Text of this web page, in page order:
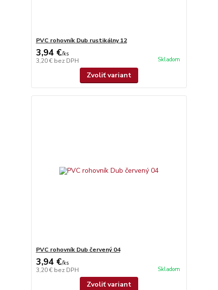
PVC rohovník Dub rustikálny 12
3,94 €/ks
3,20 € bez DPH Skladom
Zvoliť variant
PVC rohovník Dub červený 04
3,94 €/ks
3,20 € bez DPH Skladom
Zvoliť variant